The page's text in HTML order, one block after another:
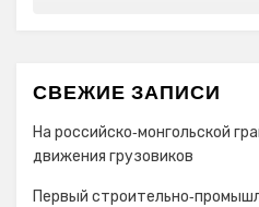
СВЕЖИЕ ЗАПИСИ
На российско‑монгольской
движения грузовиков
Первый